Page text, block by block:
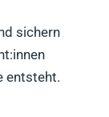
sichern
entsteht.